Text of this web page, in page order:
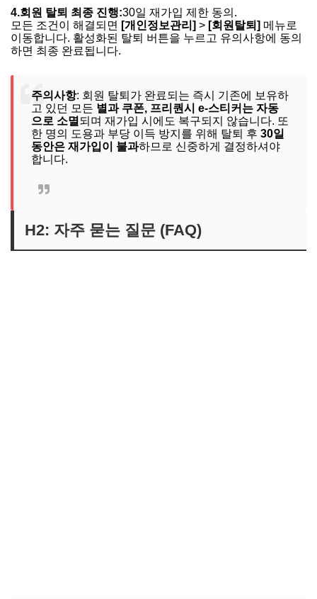
4.회원 탈퇴 최종 진행:30일 재가입 제한 동의.
모든 조건이 해결되면 [개인정보관리] > [회원탈퇴] 메뉴로
이동합니다. 활성화된 탈퇴 버튼을 누르고 유의사항에 동의
하면 최종 완료됩니다.
주의사항: 회원 탈퇴가 완료되는 즉시 기존에 보유하
고 있던 모든 별과 쿠폰, 프리퀀시 e-스티커는 자동
으로 소멸 되며 재가입 시에도 복구되지 않습니다. 또
한 명의 도용과 부당 이득 방지를 위해 탈퇴 후 30일
동안은 재가입이 불과하므로 신중하게 결정하셔야
합니다.
H2: 자주 묻는 질문 (FAQ)